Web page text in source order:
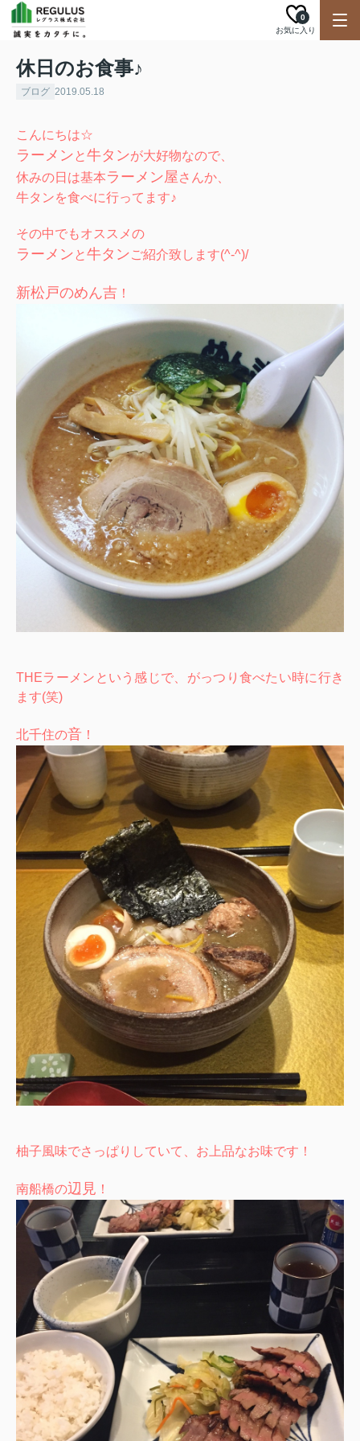
お気に入り
0
休日のお食事♪
ブログ 2019.05.18
こんにちは☆
ラーメン と牛タンが大好物なので、
休みの日は基本ラーメン屋さんか、
牛タンを食べに行ってます♪
その中でもオススメの
ラーメン と牛タンご紹介致します(^-^)/
新松戸のめん吉 ！
THEラーメンという感じで、がっつり食べたい時に行き
ます(笑)
北千住の音 ！
柚子風味でさっぱりしていて、お上品なお味です！
南船橋の辺見 ！